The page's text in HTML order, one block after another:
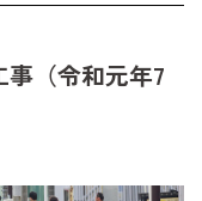
（令和元年7